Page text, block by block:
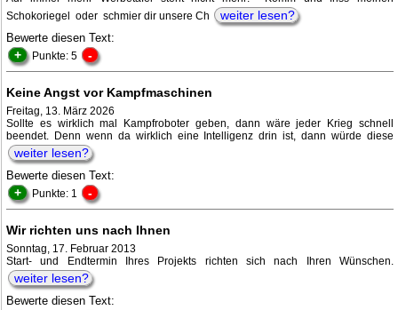
Schokoriegel oder schmier dir unsere Ch
weiter lesen?
Bewerte diesen Text:
+ Punkte: 5 -
Keine Angst vor Kampfmaschinen
Freitag, 13. März 2026
Sollte es wirklich mal Kampfroboter geben, dann wäre jeder Krieg schnell
beendet. Denn wenn da wirklich eine Intelligenz drin ist, dann würde diese
weiter lesen?
Bewerte diesen Text:
+ Punkte: 1 -
Wir richten uns nach Ihnen
Sonntag, 17. Februar 2013
Start- und Endtermin Ihres Projekts richten sich nach Ihren Wünschen.
weiter lesen?
Bewerte diesen Text: